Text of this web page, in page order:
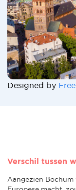
Designed by
Verschil tussen
Aangezien